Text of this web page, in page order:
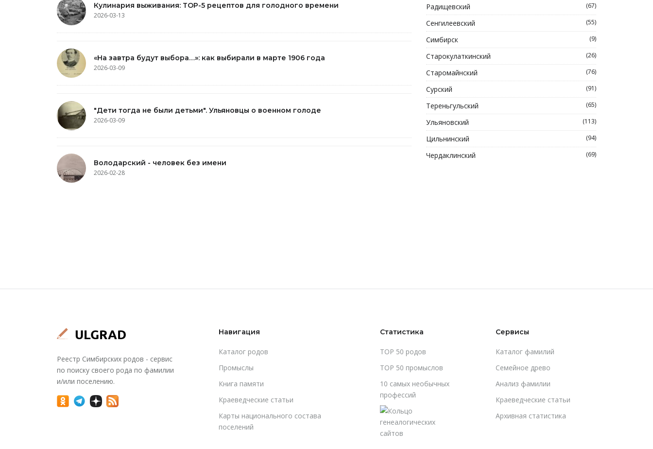
Кулинария выживания: TOP-5 рецептов для голодного времени
2026-03-13
«На завтра будут выбора…»: как выбирали в марте 1906 года
2026-03-09
"Дети тогда не были детьми". Ульяновцы о военном голоде
2026-03-09
Володарский - человек без имени
2026-02-28
Радищевский (67)
Сенгилеевский (55)
Симбирск (9)
Старокулаткинский (26)
Старомайнский (76)
Сурский (91)
Тереньгульский (65)
Ульяновский (113)
Цильнинский (94)
Чердаклинский (69)
Реестр Симбирских родов - сервис
по поиску своего рода по фамилии
и/или поселению.
Навигация
Каталог родов
Промыслы
Книга памяти
Краеведческие статьи
Карты национального состава
поселений
Статистика
TOP 50 родов
TOP 50 промыслов
10 самых необычных
профессий
Сервисы
Каталог фамилий
Cемейное древо
Анализ фамилии
Краеведческие статьи
Архивная статистика